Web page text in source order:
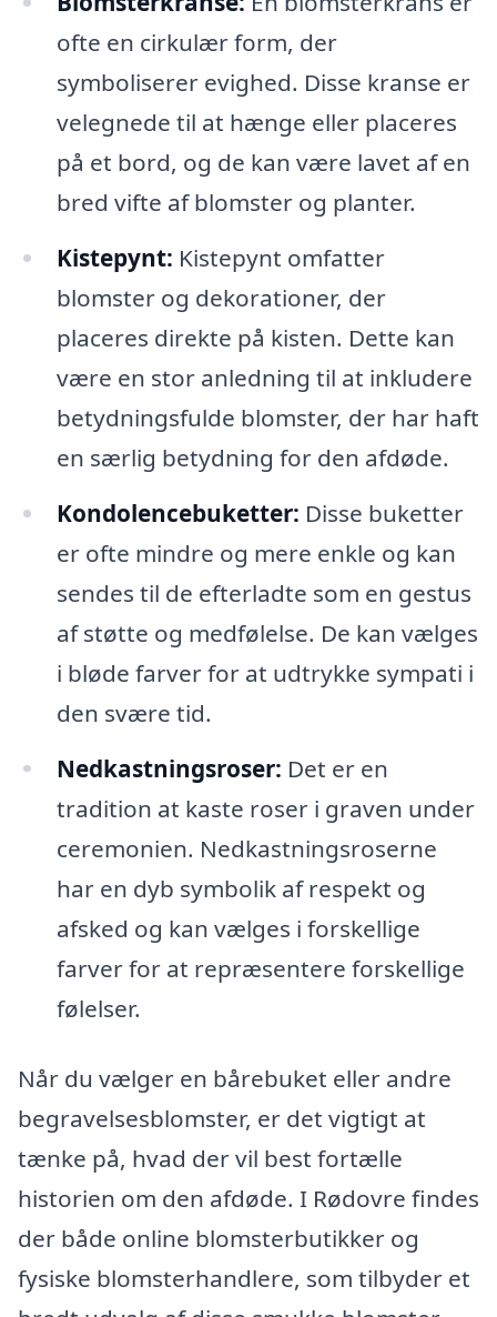
ofte en cirkulær form, der
symboliserer evighed. Disse kranse er
velegnede til at hænge eller placeres
på et bord, og de kan være lavet af en
bred vifte af blomster og planter.
Kistepynt: Kistepynt omfatter
blomster og dekorationer, der
placeres direkte på kisten. Dette kan
være en stor anledning til at inkludere
betydningsfulde blomster, der har haft
en særlig betydning for den afdøde.
Kondolencebuketter: Disse buketter
er ofte mindre og mere enkle og kan
sendes til de efterladte som en gestus
af støtte og medfølelse. De kan vælges
i bløde farver for at udtrykke sympati i
den svære tid.
Nedkastningsroser: Det er en
tradition at kaste roser i graven under
ceremonien. Nedkastningsroserne
har en dyb symbolik af respekt og
afsked og kan vælges i forskellige
farver for at repræsentere forskellige
følelser.
Når du vælger en bårebuket eller andre
begravelsesblomster, er det vigtigt at
tænke på, hvad der vil best fortælle
historien om den afdøde. I Rødovre findes
der både online blomsterbutikker og
fysiske blomsterhandlere, som tilbyder et